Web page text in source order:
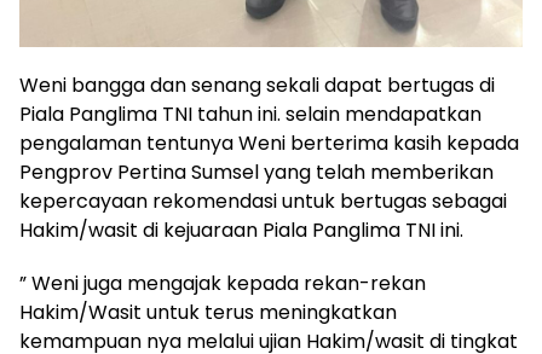
Weni bangga dan senang sekali dapat bertugas di
Piala Panglima TNI tahun ini. selain mendapatkan
pengalaman tentunya Weni berterima kasih kepada
Pengprov Pertina Sumsel yang telah memberikan
kepercayaan rekomendasi untuk bertugas sebagai
Hakim/wasit di kejuaraan Piala Panglima TNI ini.
” Weni juga mengajak kepada rekan-rekan
Hakim/Wasit untuk terus meningkatkan
kemampuan nya melalui ujian Hakim/wasit di tingkat